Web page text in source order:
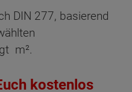
DIN 277, basierend
m².
kostenlos